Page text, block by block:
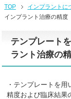
TOP インプラントに
インプラント治療の精度
テンプレート
ラント治療の
・テンプレートを
精度および臨床結果